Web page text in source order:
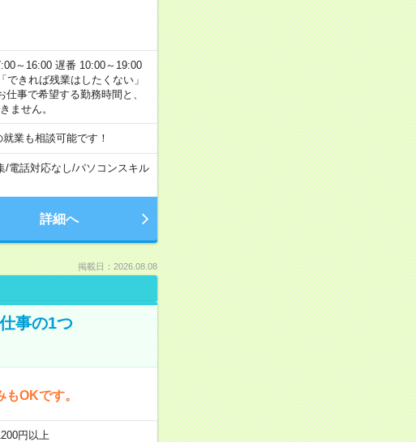
～16:00 遅番 10:00～19:00
きれば残業はしたくない」
事で希望する勤務時間と、
ません。
業も相談可能です！
/電話対応なし/パソコンスキル
詳細へ
掲載日：2026.08.08
事の1つ
OKです。
円以上